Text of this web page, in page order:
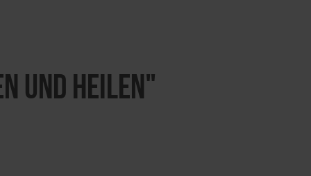
und Heilen"